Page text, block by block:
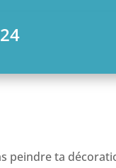
peindre ta